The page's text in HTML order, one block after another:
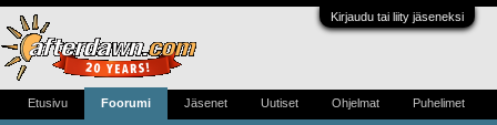
Kirjaudu tai liity jäseneksi
Etusivu Foorumi Jäsenet Uutiset Ohjelmat Puhelimet